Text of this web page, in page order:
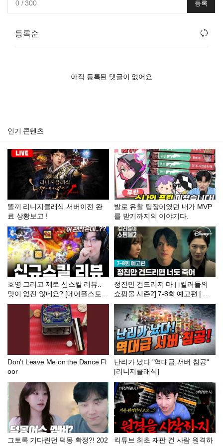
0/ 300 등록
등록순
아직 등록된 댓글이 없어요
인기 콘텐츠
똘끼 리니지클래식 서버이전 완
료 상황보고 !
발로 유찰 팀장이였던 내가 MVP
를 받기까지의 이야기다.
호영 그리고 제로 신스킬 리뷰..
맛이 없진 않네요? [메이플스토
리]
정진만 건드리지 마 | [킬러들의
쇼핑몰 시즌2] 7-8회 예고편 | 디
즈니+
Don’t Leave Me on the Dance Fl
oor
난리가 났다 "역대급 서버 침공"
[리니지클래식]
그토록 기다린던 덕몽 확정?! 202
킥튜브 최초 재판 건 사람 원격하